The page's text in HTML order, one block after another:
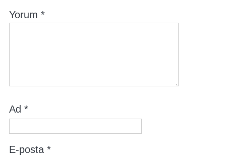
Yorum *
Ad *
E-posta *